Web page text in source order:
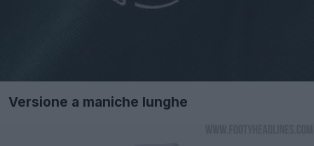
Versione a maniche lunghe